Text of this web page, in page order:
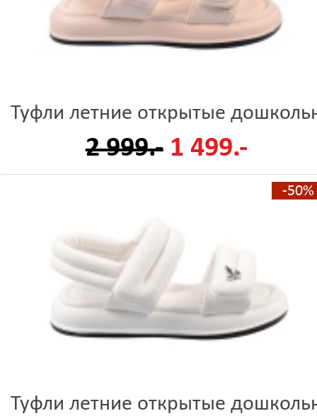
Туфли летние открытые
2 999.- 1 499.-
-50%
Туфли летние открытые